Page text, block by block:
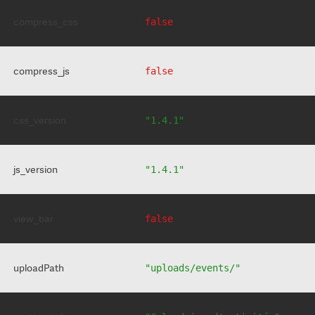
false
compress_js false
"1.4.1"
js_version "1.4.1"
false
uploadPath "uploads/events/"